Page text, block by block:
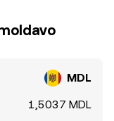
MDL
1,5037 MDL